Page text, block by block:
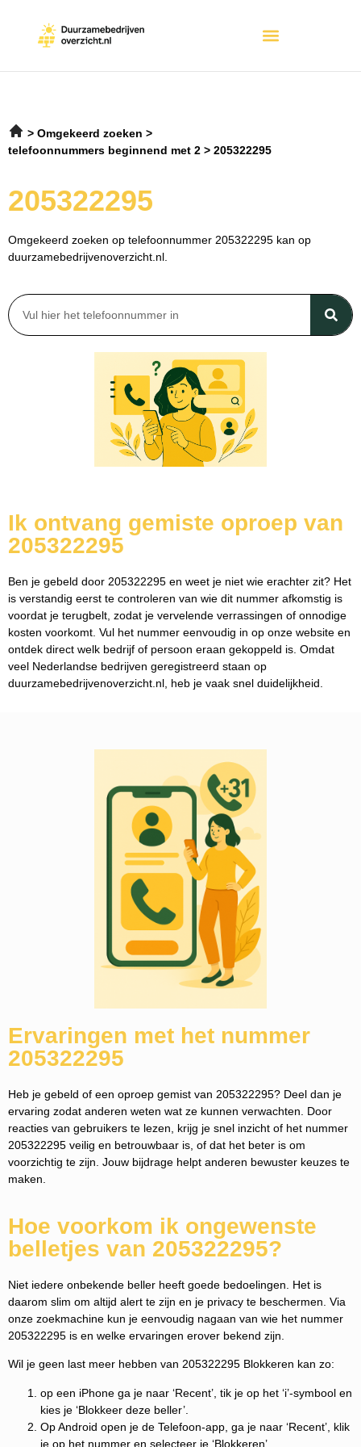
Omgekeerd zoeken
telefoonnummers beginnend met 2
205322295
205322295
Omgekeerd zoeken op telefoonnummer 205322295 kan op
duurzamebedrijvenoverzicht.nl.
Ik ontvang gemiste oproep van
205322295
Ben je gebeld door 205322295 en weet je niet wie erachter zit? Het
is verstandig eerst te controleren van wie dit nummer afkomstig is
voordat je terugbelt, zodat je vervelende verrassingen of onnodige
kosten voorkomt. Vul het nummer eenvoudig in op onze website en
ontdek direct welk bedrijf of persoon eraan gekoppeld is. Omdat
veel Nederlandse bedrijven geregistreerd staan op
duurzamebedrijvenoverzicht.nl, heb je vaak snel duidelijkheid.
Ervaringen met het nummer
205322295
Heb je gebeld of een oproep gemist van 205322295? Deel dan je
ervaring zodat anderen weten wat ze kunnen verwachten. Door
reacties van gebruikers te lezen, krijg je snel inzicht of het nummer
205322295 veilig en betrouwbaar is, of dat het beter is om
voorzichtig te zijn. Jouw bijdrage helpt anderen bewuster keuzes te
maken.
Hoe voorkom ik ongewenste
belletjes van 205322295?
Niet iedere onbekende beller heeft goede bedoelingen. Het is
daarom slim om altijd alert te zijn en je privacy te beschermen. Via
onze zoekmachine kun je eenvoudig nagaan van wie het nummer
205322295 is en welke ervaringen erover bekend zijn.
Wil je geen last meer hebben van 205322295 Blokkeren kan zo:
op een iPhone ga je naar ‘Recent’, tik je op het ‘i’-symbool en
kies je ‘Blokkeer deze beller’.
Op Android open je de Telefoon-app, ga je naar ‘Recent’, klik
je op het nummer en selecteer je ‘Blokkeren’.